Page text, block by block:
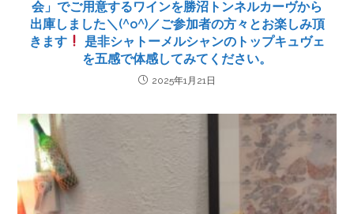
会」でご用意するワインを勝沼トンネルカーヴから
出庫しました＼(^o^)／ご参加者の方々とお楽しみ頂
きます
是非シャトーメルシャンのトップキュヴェ
を五感で体感してみてください。
2025年1月21日